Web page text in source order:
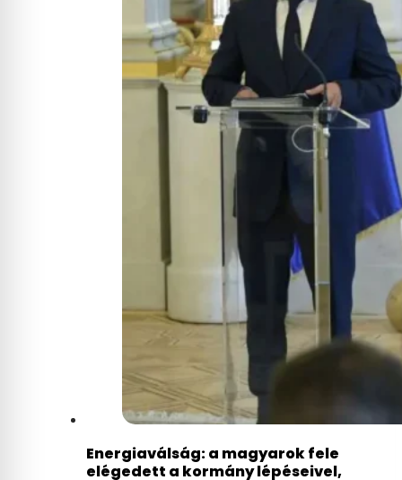
Energiaválság: a magyarok fele
elégedett a kormány lépéseivel,